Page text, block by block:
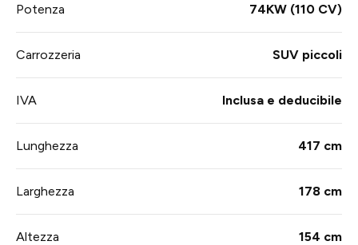
Potenza 74KW (110 CV)
Carrozzeria SUV piccoli
IVA Inclusa e deducibile
Lunghezza 417 cm
Larghezza 178 cm
Altezza 154 cm